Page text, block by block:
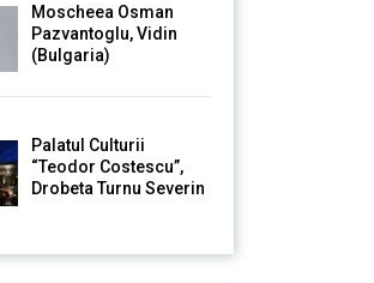
Moscheea Osman
Pazvantoglu, Vidin
(Bulgaria)
Palatul Culturii
“Teodor Costescu”,
Drobeta Turnu Severin